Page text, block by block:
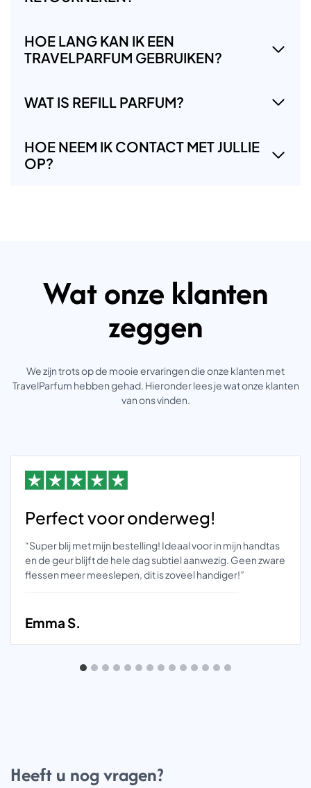
HOE LANG KAN IK EEN
TRAVELPARFUM GEBRUIKEN?
WAT IS REFILL PARFUM?
HOE NEEM IK CONTACT MET JULLIE
OP?
Wat onze klanten
zeggen
We zijn trots op de mooie ervaringen die onze klanten met
TravelParfum hebben gehad. Hieronder lees je wat onze klanten
van ons vinden.
Perfect voor onderweg!
“Super blij met mijn bestelling! Ideaal voor in mijn handtas
en de geur blijft de hele dag subtiel aanwezig. Geen zware
flessen meer meeslepen, dit is zoveel handiger!”
Emma S.
Heeft u nog vragen?